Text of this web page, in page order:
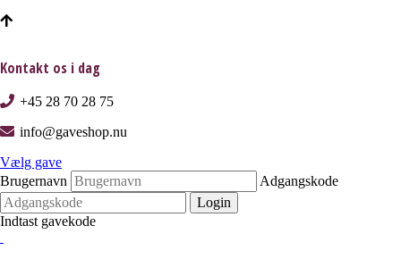
Kontakt os i dag
+45 28 70 28 75
info@gaveshop.nu
Vælg gave
Brugernavn
Adgangskode
Login
Indtast gavekode